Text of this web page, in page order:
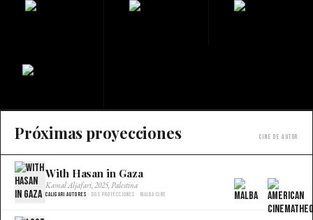
Próximas proyecciones Cine de autor
With Hasan in Gaza
Kamal Aljafari, 2025, Palestina
Caligari Autores · Dos proyecciones · Malba Cine
×